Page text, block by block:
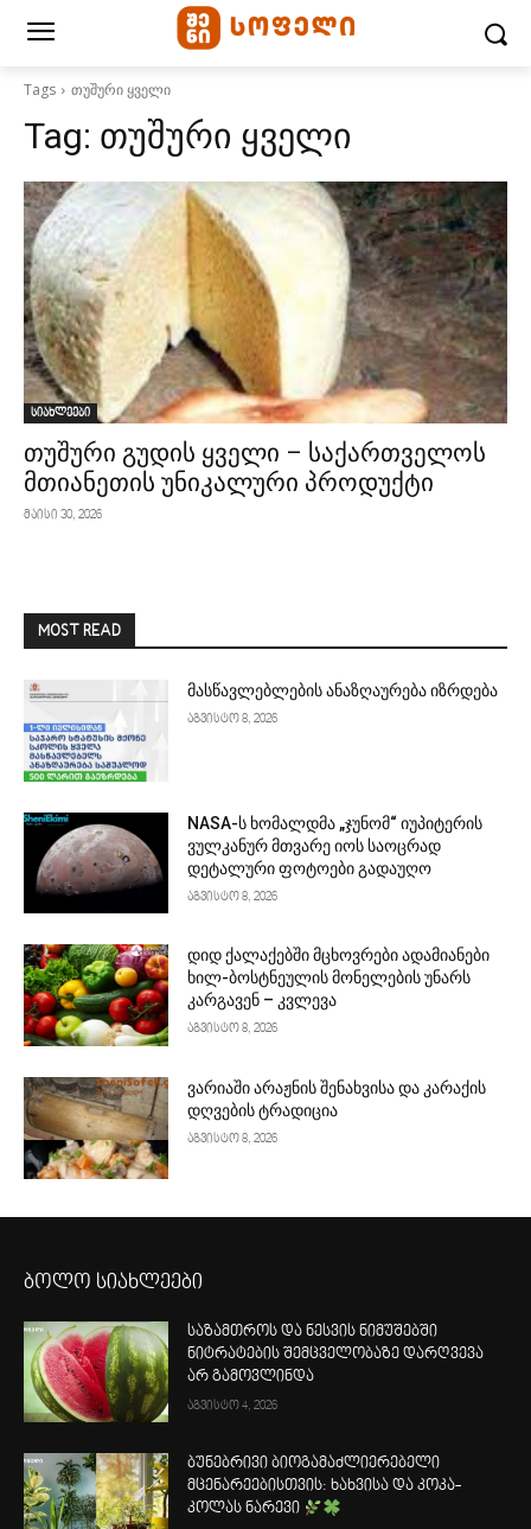
Tags თუშური ყველი
Tag: თუშური ყველი
სიახლეები
თუშური გუდის ყველი – საქართველოს
მთიანეთის უნიკალური პროდუქტი
მაისი 30, 2026
MOST READ
მასწავლებლების ანაზღაურება იზრდება
აგვისტო 8, 2026
NASA-ს ხომალდმა „ჯუნომ“ იუპიტერის
ვულკანურ მთვარე იოს საოცრად
დეტალური ფოტოები გადაუღო
აგვისტო 8, 2026
დიდ ქალაქებში მცხოვრები ადამიანები
ხილ-ბოსტნეულის მონელების უნარს
კარგავენ – კვლევა
აგვისტო 8, 2026
ვარიაში არაჟნის შენახვისა და კარაქის
დღვების ტრადიცია
აგვისტო 8, 2026
ბოლო სიახლეები
საზამთროს და ნესვის ნიმუშებში
ნიტრატების შემცველობაზე დარღვევა
არ გამოვლინდა
აგვისტო 4, 2026
ბუნებრივი ბიოგამაძლიერებელი
მცენარეებისთვის: ხახვისა და კოკა-
კოლას ნარევი